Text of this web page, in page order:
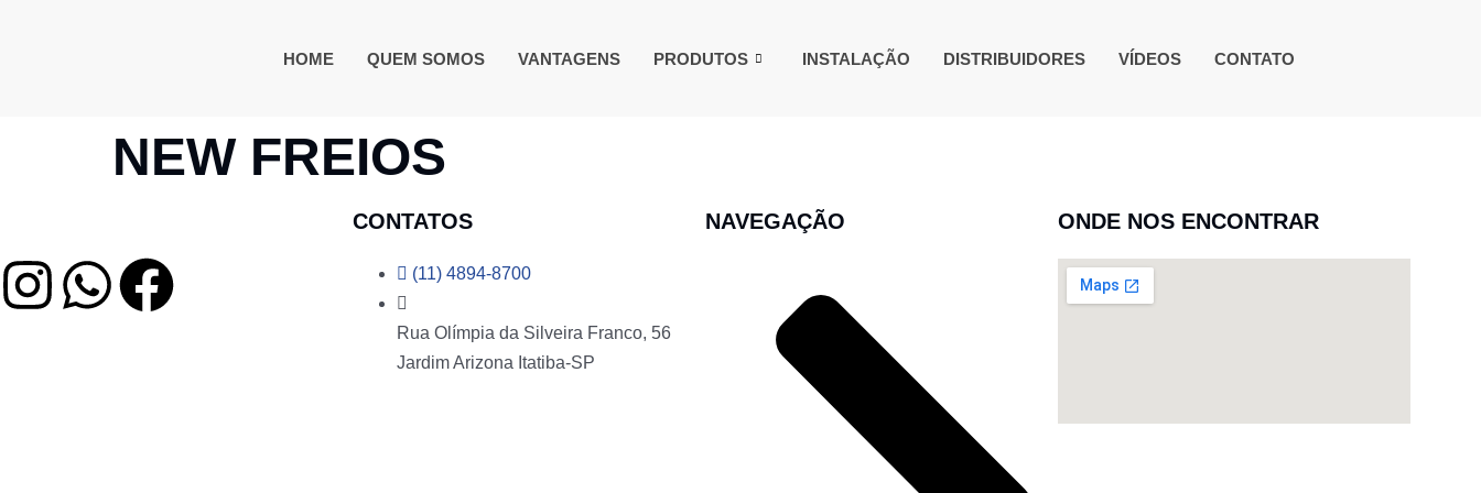
HOME QUEM SOMOS VANTAGENS PRODUTOS INSTALAÇÃO DISTRIBUIDORES VÍDEOS CONTATO
NEW FREIOS
CONTATOS
(11) 4894-8700
Rua Olímpia da Silveira Franco, 56
Jardim Arizona Itatiba-SP
NAVEGAÇÃO ONDE NOS ENCONTRAR